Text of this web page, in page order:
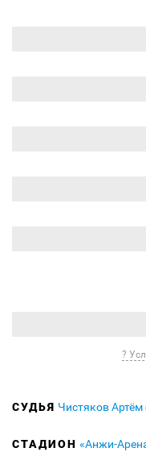
?
СУДЬЯ Чистяков Артём
СТАДИОН «Анжи-